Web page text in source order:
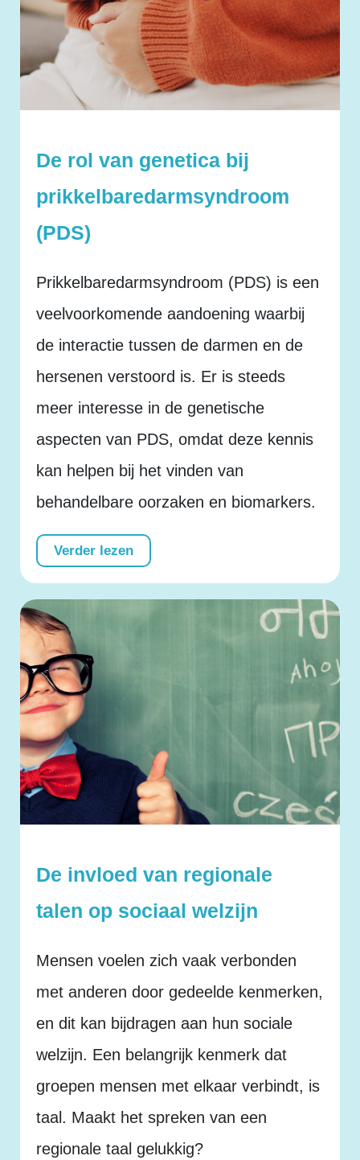
De rol van genetica bij
prikkelbaredarmsyndroom
(PDS)
Prikkelbaredarmsyndroom (PDS) is een
veelvoorkomende aandoening waarbij
de interactie tussen de darmen en de
hersenen verstoord is. Er is steeds
meer interesse in de genetische
aspecten van PDS, omdat deze kennis
kan helpen bij het vinden van
behandelbare oorzaken en biomarkers.
Verder lezen
De invloed van regionale
talen op sociaal welzijn
Mensen voelen zich vaak verbonden
met anderen door gedeelde kenmerken,
en dit kan bijdragen aan hun sociale
welzijn. Een belangrijk kenmerk dat
groepen mensen met elkaar verbindt, is
taal. Maakt het spreken van een
regionale taal gelukkig?